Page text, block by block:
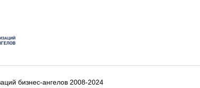
бизнес-ангелов 2008-2024